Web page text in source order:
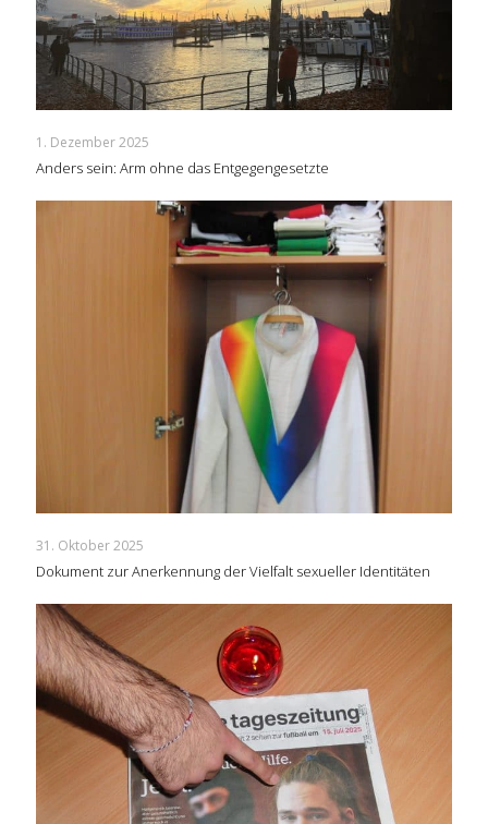
1. Dezember 2025
Anders sein: Arm ohne das Entgegengesetzte
31. Oktober 2025
Dokument zur Anerkennung der Vielfalt sexueller Identitäten